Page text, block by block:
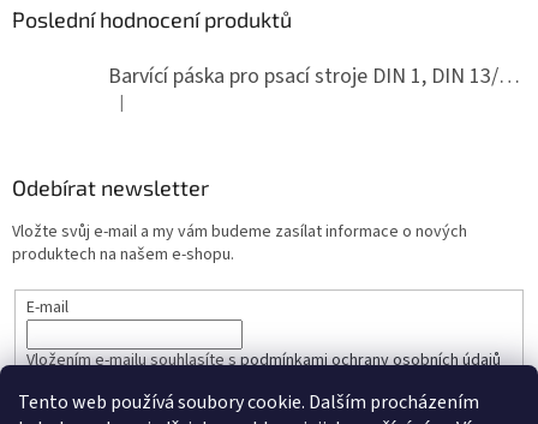
Tento web používá soubory cookie. Dalším procházením
Poslední hodnocení produktů
Barvící páska pro psací stroje DIN 1, DIN 13/10, LAND, PA červenočerná
Hodnocení produktu je 5 z 5 hvězdiček.
|
Odebírat newsletter
Vložte svůj e-mail a my vám budeme zasílat informace o nových
produktech na našem e-shopu.
E-mail
Vložením e-mailu souhlasíte spodmínkami ochrany osobních údajů
PŘIHLÁSIT SE